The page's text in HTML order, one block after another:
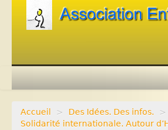
Agenda
Accueil > Des Idées. Des infos.
>
Solidarité internationale. Autour